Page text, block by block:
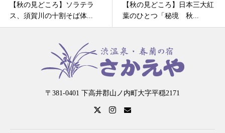
【秋の見どころ】ソラテラ
ス、須賀川の十割そば体...
【秋の見どころ】日本三大紅
葉のひとつ「秘境 秋...
〒381-0401 下高井郡山ノ内町大字平穏2171